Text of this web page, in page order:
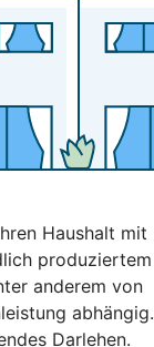
Haushalt mit
produziertem
anderem von
abhängig.
Darlehen.